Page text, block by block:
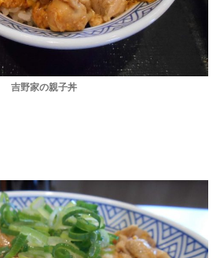
吉野家の親子丼